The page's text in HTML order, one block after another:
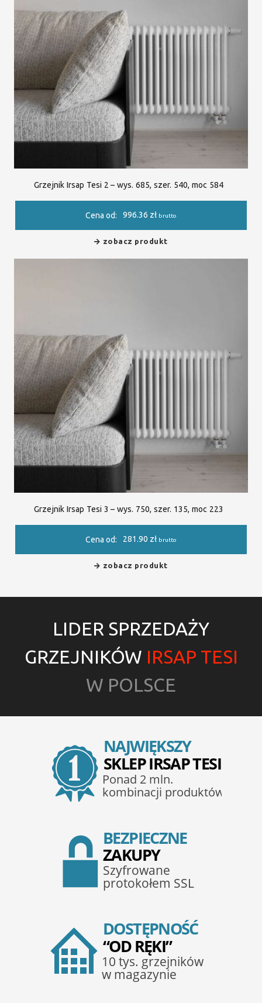
Grzejnik Irsap Tesi 2 – wys. 685, szer. 540, moc 584
Cena od: 996.36 zł brutto
zobacz produkt
Grzejnik Irsap Tesi 3 – wys. 750, szer. 135, moc 223
Cena od: 281.90 zł brutto
zobacz produkt
LIDER SPRZEDAŻY
GRZEJNIKÓW IRSAP TESI
W POLSCE